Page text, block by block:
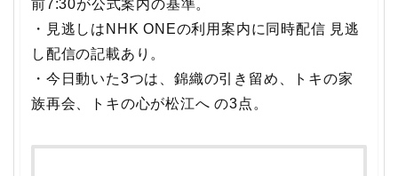
前7:30が公式案内の基準。
・見逃しはNHK ONEの利用案内に同時配信 見逃
し配信の記載あり。
・今日動いた3つは、錦織の引き留め、トキの家
族再会、トキの心が松江へ の3点。